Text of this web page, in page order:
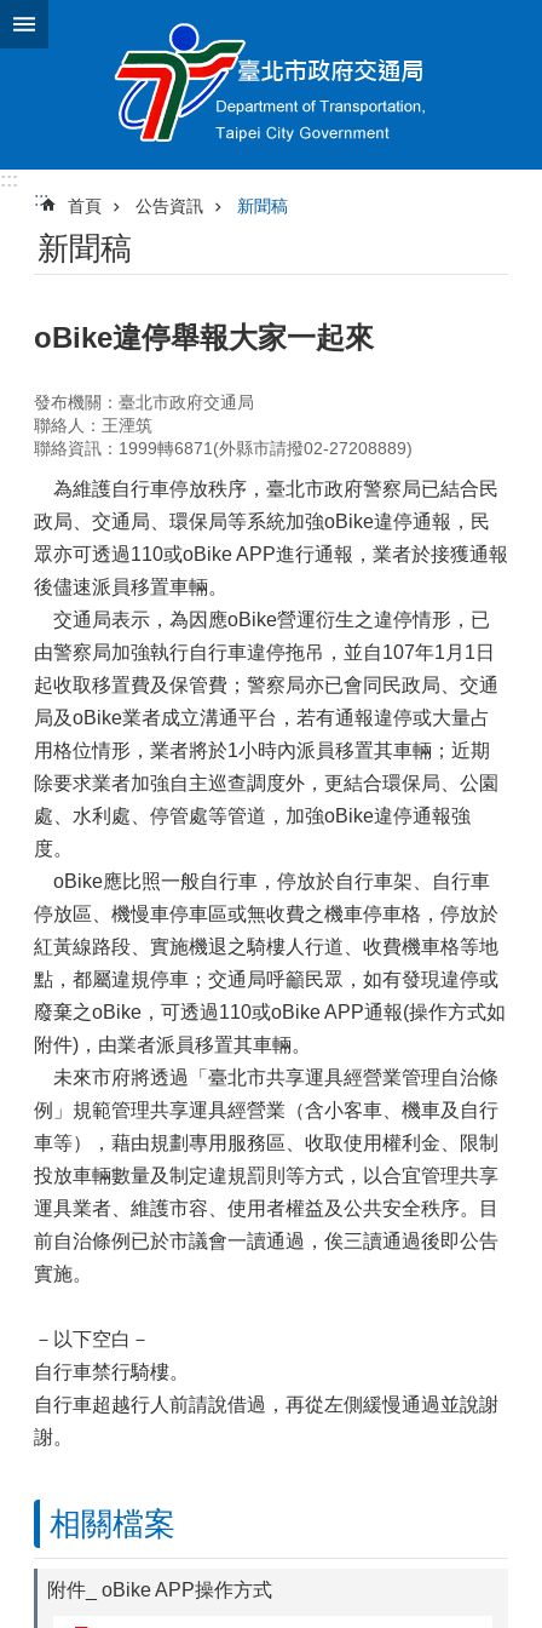
跳到主要內容區塊
:::
:::
首頁 公告資訊 新聞稿
新聞稿
oBike違停舉報大家一起來
發布機關：臺北市政府交通局
聯絡人：王湮筑
聯絡資訊：1999轉6871(外縣市請撥02-27208889)
為維護自行車停放秩序，臺北市政府警察局已結合民
政局、交通局、環保局等系統加強oBike違停通報，民
眾亦可透過110或oBike APP進行通報，業者於接獲通報
後儘速派員移置車輛。
交通局表示，為因應oBike營運衍生之違停情形，已
由警察局加強執行自行車違停拖吊，並自107年1月1日
起收取移置費及保管費；警察局亦已會同民政局、交通
局及oBike業者成立溝通平台，若有通報違停或大量占
用格位情形，業者將於1小時內派員移置其車輛；近期
除要求業者加強自主巡查調度外，更結合環保局、公園
處、水利處、停管處等管道，加強oBike違停通報強
度。
oBike應比照一般自行車，停放於自行車架、自行車
停放區、機慢車停車區或無收費之機車停車格，停放於
紅黃線路段、實施機退之騎樓人行道、收費機車格等地
點，都屬違規停車；交通局呼籲民眾，如有發現違停或
廢棄之oBike，可透過110或oBike APP通報(操作方式如
附件)，由業者派員移置其車輛。
未來市府將透過「臺北市共享運具經營業管理自治條
例」規範管理共享運具經營業（含小客車、機車及自行
車等），藉由規劃專用服務區、收取使用權利金、限制
投放車輛數量及制定違規罰則等方式，以合宜管理共享
運具業者、維護市容、使用者權益及公共安全秩序。目
前自治條例已於市議會一讀通過，俟三讀通過後即公告
實施。
－以下空白－
自行車禁行騎樓。
自行車超越行人前請說借過，再從左側緩慢通過並說謝
謝。
相關檔案
附件_ oBike APP操作方式